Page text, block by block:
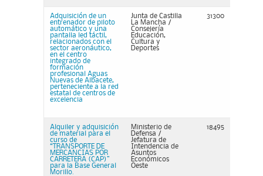
Adquisición de un
entrenador de piloto
automático y una
pantalla led táctil,
relacionados con el
sector aeronáutico,
en el centro
integrado de
formación
profesional Aguas
Nuevas de Albacete,
perteneciente a la red
estatal de centros de
excelencia
Junta de Castilla
La Mancha /
Consejería
Educación,
Cultura y
Deportes
31300
Alquiler y adquisición
de material para el
curso de
“TRANSPORTE DE
MERCANCIAS POR
CARRETERA (CAP)”
para la Base General
Morillo.
Ministerio de
Defensa /
Jefatura de
Intendencia de
Asuntos
Económicos
Oeste
18495